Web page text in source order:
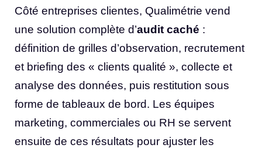
Côté entreprises clientes, Qualimétrie vend
une solution complète d’audit caché :
définition de grilles d’observation, recrutement
et briefing des « clients qualité », collecte et
analyse des données, puis restitution sous
forme de tableaux de bord. Les équipes
marketing, commerciales ou RH se servent
ensuite de ces résultats pour ajuster les